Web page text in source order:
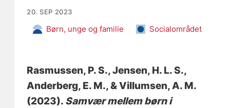
20. SEP 2023
Børn, unge og familie Socialområdet
Rasmussen, P. S., Jensen, H. L. S.,
Anderberg, E. M., & Villumsen, A. M.
(2023). Samvær mellem børn i